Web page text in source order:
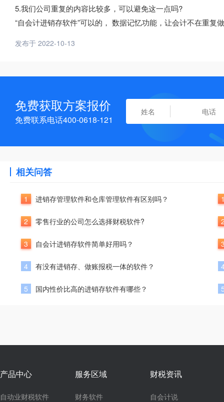
5.我们公司重复的内容比较多，可以避免这一点吗?
“自会计进销存软件”可以的， 数据记忆功能，让会计不在重复
发布于 2022-10-13
免费获取方案报价
免费联系电话400-0618-121
相关问答
1 进销存管理软件和仓库管理软件有区别吗？
2 零售行业的公司怎么选择财税软件?
3 自会计进销存软件简单好用吗？
4 有没有进销存、做账报税一体的软件？
5 国内性价比高的进销存软件有哪些？
产品中心
自动业财税软件
服务区域
财务软件
财税资讯
自会计说